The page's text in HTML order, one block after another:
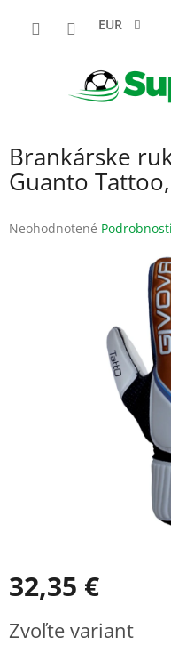
EUR
Brankárske
Guanto
Priemerné
Neohodnotené
32,35 €
cena:
Zvoľte variant